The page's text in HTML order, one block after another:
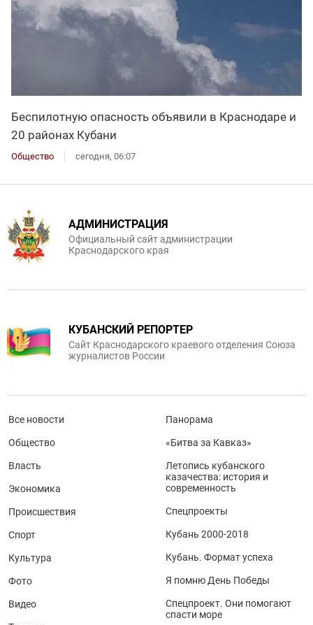
Беспилотную опасность объявили в Краснодаре и
20 районах Кубани
Общество сегодня, 06:07
АДМИНИСТРАЦИЯ
Официальный сайт администрации
Краснодарского края
КУБАНСКИЙ РЕПОРТЕР
Сайт Краснодарского краевого отделения Союза
журналистов России
Все новости
Общество
Власть
Экономика
Происшествия
Спорт
Культура
Фото
Видео
Панорама
«Битва за Кавказ»
Летопись кубанского
казачества: история и
современность
Спецпроекты
Кубань 2000-2018
Кубань. Формат успеха
Я помню День Победы
Спецпроект. Они помогают
спасти море